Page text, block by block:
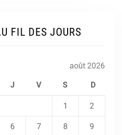
FIL DES JOURS
août 2026
J V S D
1 2
6 7 8 9